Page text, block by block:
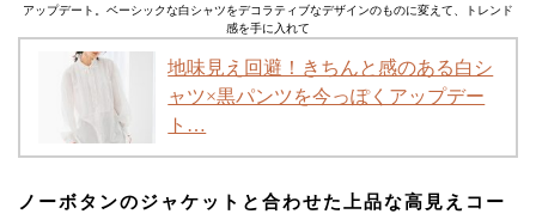
アップデート。ベーシックな白シャツをデコラティブなデザインのものに変えて、トレンド
感を手に入れて
地味見え回避！きちんと感のある白シ
ャツ×黒パンツを今っぽくアップデー
ト…
ノーボタンのジャケットと合わせた上品な高見えコー